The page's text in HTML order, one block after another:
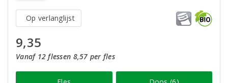
Op verlanglijst
9,35
Vanaf 12 flessen 8,57 per fles